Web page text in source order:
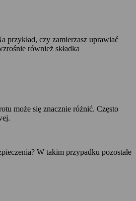
przykład, czy zamierzasz uprawiać
również składka
może się znacznie różnić. Często
W takim przypadku pozostałe